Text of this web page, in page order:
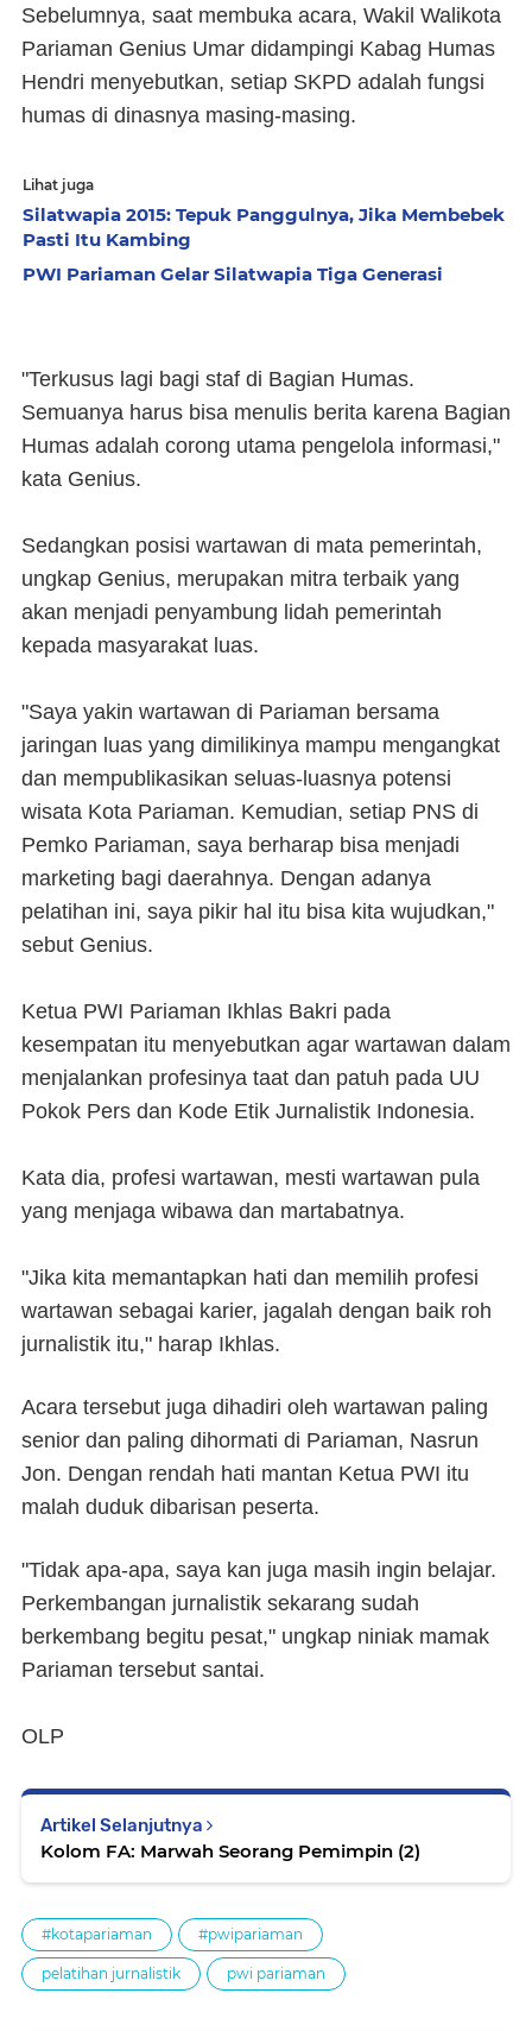
Sebelumnya, saat membuka acara, Wakil Walikota
Pariaman Genius Umar didampingi Kabag Humas
Hendri menyebutkan, setiap SKPD adalah fungsi
humas di dinasnya masing-masing.
Lihat juga
Silatwapia 2015: Tepuk Panggulnya, Jika Membebek
Pasti Itu Kambing
PWI Pariaman Gelar Silatwapia Tiga Generasi
"Terkusus lagi bagi staf di Bagian Humas.
Semuanya harus bisa menulis berita karena Bagian
Humas adalah corong utama pengelola informasi,"
kata Genius.
Sedangkan posisi wartawan di mata pemerintah,
ungkap Genius, merupakan mitra terbaik yang
akan menjadi penyambung lidah pemerintah
kepada masyarakat luas.
"Saya yakin wartawan di Pariaman bersama
jaringan luas yang dimilikinya mampu mengangkat
dan mempublikasikan seluas-luasnya potensi
wisata Kota Pariaman. Kemudian, setiap PNS di
Pemko Pariaman, saya berharap bisa menjadi
marketing bagi daerahnya. Dengan adanya
pelatihan ini, saya pikir hal itu bisa kita wujudkan,"
sebut Genius.
Ketua PWI Pariaman Ikhlas Bakri pada
kesempatan itu menyebutkan agar wartawan dalam
menjalankan profesinya taat dan patuh pada UU
Pokok Pers dan Kode Etik Jurnalistik Indonesia.
Kata dia, profesi wartawan, mesti wartawan pula
yang menjaga wibawa dan martabatnya.
"Jika kita memantapkan hati dan memilih profesi
wartawan sebagai karier, jagalah dengan baik roh
jurnalistik itu," harap Ikhlas.
Acara tersebut juga dihadiri oleh wartawan paling
senior dan paling dihormati di Pariaman, Nasrun
Jon. Dengan rendah hati mantan Ketua PWI itu
malah duduk dibarisan peserta.
"Tidak apa-apa, saya kan juga masih ingin belajar.
Perkembangan jurnalistik sekarang sudah
berkembang begitu pesat," ungkap niniak mamak
Pariaman tersebut santai.
OLP
Artikel Selanjutnya
Kolom FA: Marwah Seorang Pemimpin (2)
#kotapariaman #pwipariaman
pelatihan jurnalistik pwi pariaman